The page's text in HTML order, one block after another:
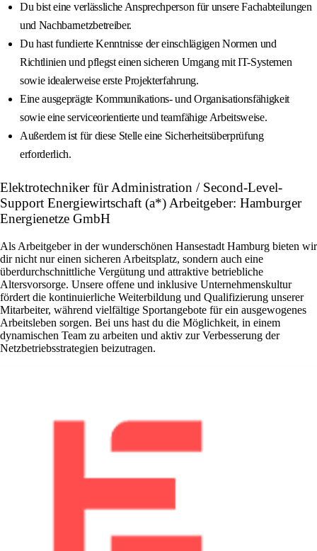
Du bist eine verlässliche Ansprechperson für unsere Fachabteilungen
und Nachbarnetzbetreiber.
Du hast fundierte Kenntnisse der einschlägigen Normen und
Richtlinien und pflegst einen sicheren Umgang mit IT-Systemen
sowie idealerweise erste Projekterfahrung.
Eine ausgeprägte Kommunikations- und Organisationsfähigkeit
sowie eine serviceorientierte und teamfähige Arbeitsweise.
Außerdem ist für diese Stelle eine Sicherheitsüberprüfung
erforderlich.
Elektrotechniker für Administration / Second-Level-
Support Energiewirtschaft (a*) Arbeitgeber: Hamburger
Energienetze GmbH
Als Arbeitgeber in der wunderschönen Hansestadt Hamburg bieten wir
dir nicht nur einen sicheren Arbeitsplatz, sondern auch eine
überdurchschnittliche Vergütung und attraktive betriebliche
Altersvorsorge. Unsere offene und inklusive Unternehmenskultur
fördert die kontinuierliche Weiterbildung und Qualifizierung unserer
Mitarbeiter, während vielfältige Sportangebote für ein ausgewogenes
Arbeitsleben sorgen. Bei uns hast du die Möglichkeit, in einem
dynamischen Team zu arbeiten und aktiv zur Verbesserung der
Netzbetriebsstrategien beizutragen.